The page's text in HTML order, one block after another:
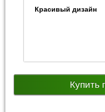
Красивый дизайн
Купить